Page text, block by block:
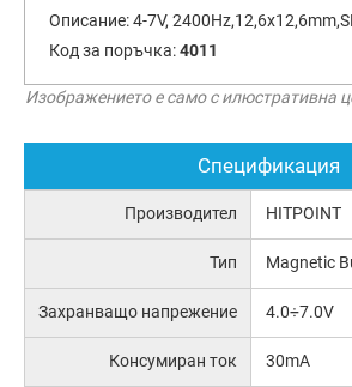
Описание:4-7V,
Код за поръчка:4011
Изображението е само с илюстративна
Спецификация
Производител HITPOINT
Тип Magnetic
Захранващо напрежение 4.0÷7.0V
Консумиран ток 30mA